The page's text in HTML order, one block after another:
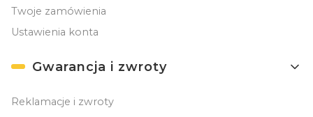
Twoje zamówienia
Ustawienia konta
Gwarancja i zwroty
Reklamacje i zwroty